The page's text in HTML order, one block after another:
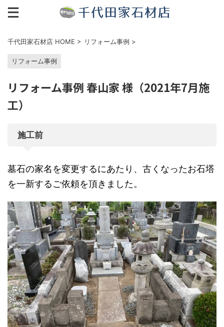
千代田家石材店 HOME > リフォーム事例 >
リフォーム事例
リフォーム事例 春山家 様（2021年7月施
工）
施工前
墓石の家名を変更するにあたり、古くなったお石塔
を一新するご依頼を頂きました。